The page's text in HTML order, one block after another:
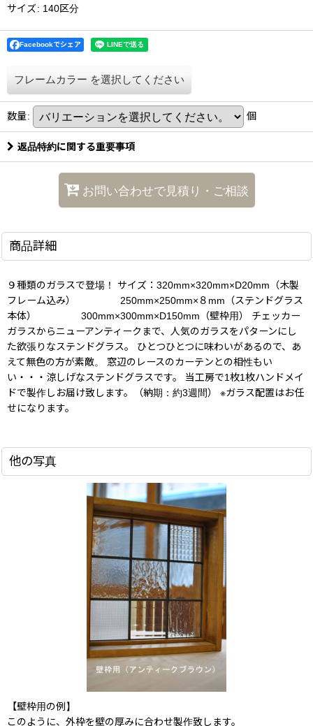
サイズ: 140区分
Facebookでシェア
フレームカラー を選択してください
数量: 個
返品特約に関する重要事項
お問い合わせで見積り・ご相談
商品詳細
９種類のガラスで登場！ サイズ：320mm×320mm×D20mm（木製
フレーム込み） 250mm×250mm×８mm（ステンドグラス
本体） 300mm×300mm×D150mm（壁枠用） チェッカー
ガラスからニューアンティークまで、人気のガラスをパターンにし
た欲張りなステンドグラス。 ひとつひとつに味わいがあるので、あ
えて無色の方が素敵。 窓辺のレースのカーテンとの相性もい
い・・・涼しげなステンドグラスです。 当工房で1枚1枚ハンドメイ
ドで製作しお届け致します。（納期：約3週間） ※ガラス配置はお任
せになります。
他の写真
【壁枠用の例】
このように、外枠を壁の厚みに合わせ製作致します。